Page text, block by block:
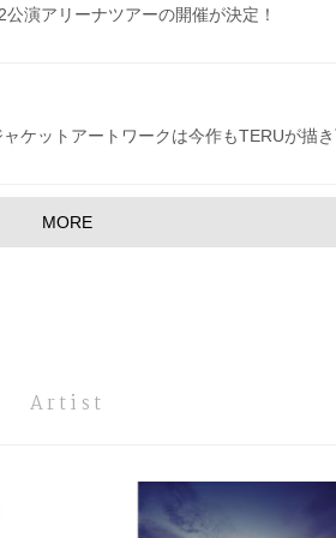
演アリーナツアーの開催が決定！
ケットアートワークは今作もTERUが描
MORE
Artist